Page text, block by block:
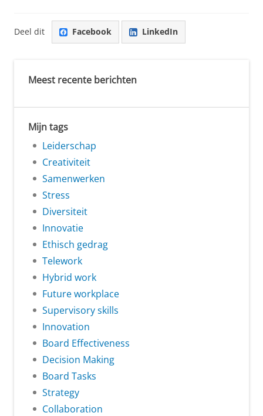
Deel dit Facebook LinkedIn
Meest recente berichten
Mijn tags
Leiderschap
Creativiteit
Samenwerken
Stress
Diversiteit
Innovatie
Ethisch gedrag
Telework
Hybrid work
Future workplace
Supervisory skills
Innovation
Board Effectiveness
Decision Making
Board Tasks
Strategy
Collaboration